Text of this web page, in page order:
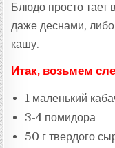
Блюдо просто тает
даже деснами, либо
кашу.
Итак, возьмем
1 маленький
3-4 помидора
50 г твердого